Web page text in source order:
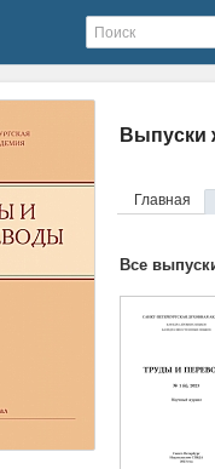
Выпуски
Главная
Все